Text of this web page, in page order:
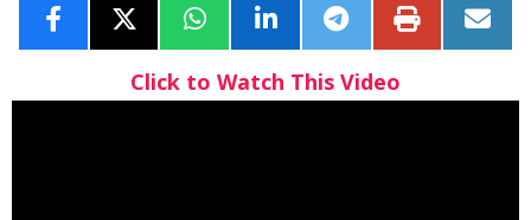
Click to Watch This Video